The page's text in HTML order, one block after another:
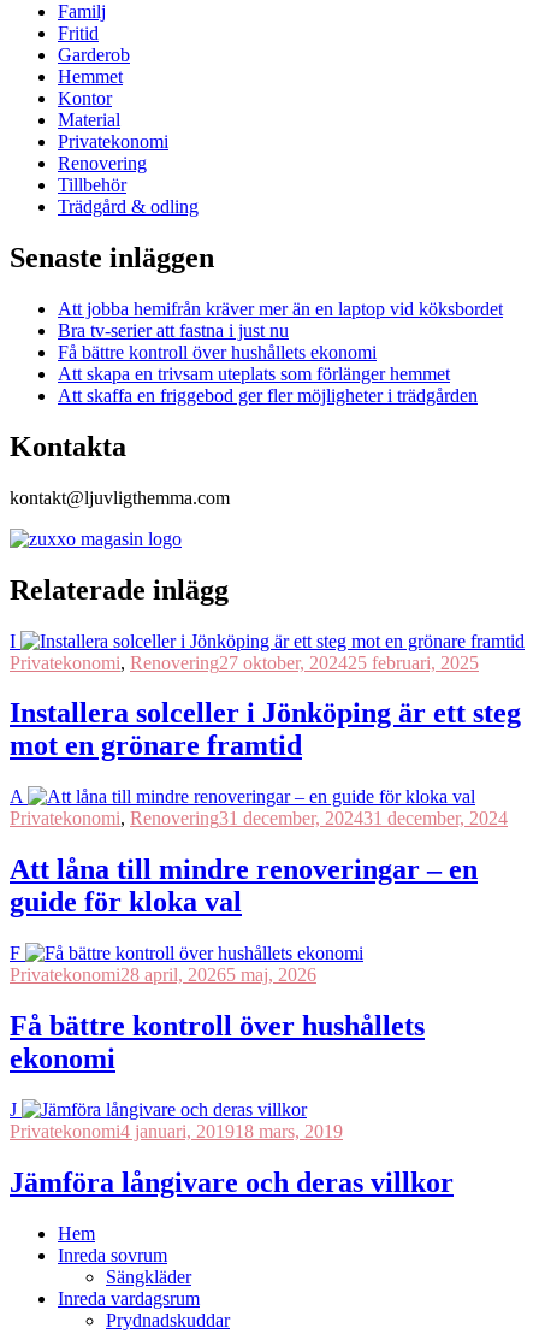
Familj
Fritid
Garderob
Hemmet
Kontor
Material
Privatekonomi
Renovering
Tillbehör
Trädgård & odling
Senaste inläggen
Att jobba hemifrån kräver mer än en laptop vid köksbordet
Bra tv-serier att fastna i just nu
Få bättre kontroll över hushållets ekonomi
Att skapa en trivsam uteplats som förlänger hemmet
Att skaffa en friggebod ger fler möjligheter i trädgården
Kontakta
kontakt@ljuvligthemma.com
Relaterade inlägg
I
Privatekonomi, Renovering27 oktober, 202425 februari, 2025
Installera solceller i Jönköping är ett steg
mot en grönare framtid
A
Privatekonomi, Renovering31 december, 202431 december, 2024
Att låna till mindre renoveringar – en
guide för kloka val
F
Privatekonomi28 april, 20265 maj, 2026
Få bättre kontroll över hushållets
ekonomi
J
Privatekonomi4 januari, 201918 mars, 2019
Jämföra långivare och deras villkor
Hem
Inreda sovrum
Sängkläder
Inreda vardagsrum
Prydnadskuddar